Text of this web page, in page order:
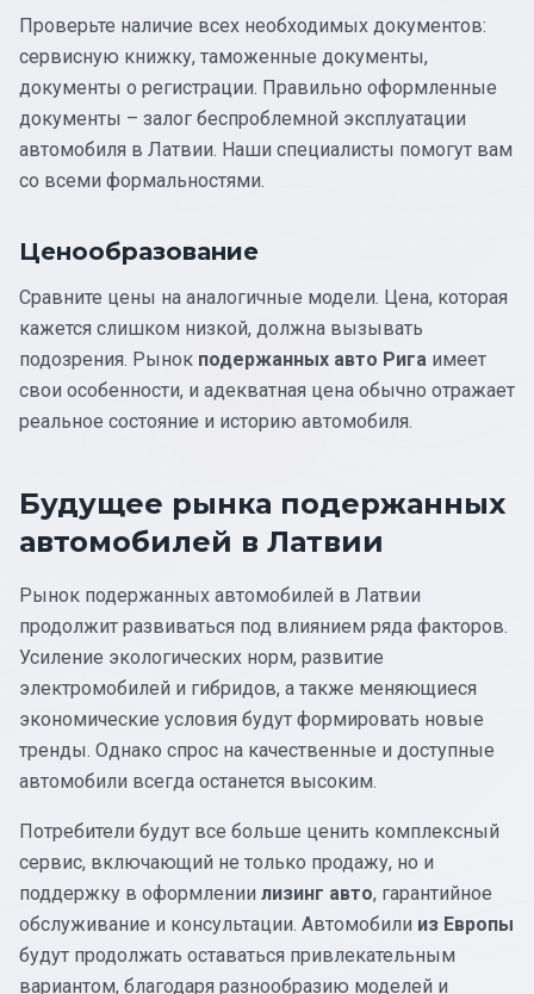
Проверьте наличие всех необходимых документов:
сервисную книжку, таможенные документы,
документы о регистрации. Правильно оформленные
документы – залог беспроблемной эксплуатации
автомобиля в Латвии. Наши специалисты помогут вам
со всеми формальностями.
Ценообразование
Сравните цены на аналогичные модели. Цена, которая
кажется слишком низкой, должна вызывать
подозрения. Рынок подержанных авто Рига имеет
свои особенности, и адекватная цена обычно отражает
реальное состояние и историю автомобиля.
Будущее рынка подержанных
автомобилей в Латвии
Рынок подержанных автомобилей в Латвии
продолжит развиваться под влиянием ряда факторов.
Усиление экологических норм, развитие
электромобилей и гибридов, а также меняющиеся
экономические условия будут формировать новые
тренды. Однако спрос на качественные и доступные
автомобили всегда останется высоким.
Потребители будут все больше ценить комплексный
сервис, включающий не только продажу, но и
поддержку в оформлении лизинг авто, гарантийное
обслуживание и консультации. Автомобили из Европы
будут продолжать оставаться привлекательным
вариантом, благодаря разнообразию моделей и